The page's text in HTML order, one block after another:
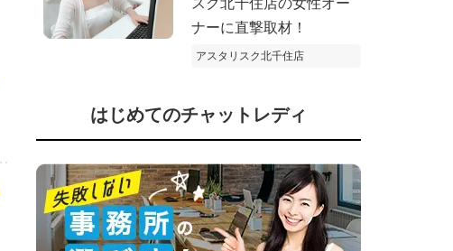
スク北千住店の女性オー
ナーに直撃取材！
アスタリスク北千住店
はじめてのチャットレディ